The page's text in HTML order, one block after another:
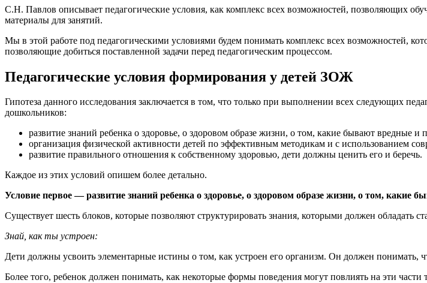
С.Н. Павлов описывает педагогические условия, как комплекс всех возможностей, позволяющих
материалы для занятий.
Мы в этой работе под педагогическими условиями будем понимать комплекс всех возможностей,
позволяющие добиться поставленной задачи перед педагогическим процессом.
Педагогические условия формирования у детей ЗОЖ
Гипотеза данного исследования заключается в том, что только при выполнении всех следующих
дошкольников:
развитие знаний ребенка о здоровье, о здоровом образе жизни, о том, какие бывают вредные и
организация физической активности детей по эффективным методикам и с использованием
развитие правильного отношения к собственному здоровью, дети должны ценить его и беречь.
Каждое из этих условий опишем более детально.
Условие первое — развитие знаний ребенка о здоровье, о здоровом образе жизни, о том, какие
Существует шесть блоков, которые позволяют структурировать знания, которыми должен обладать
Знай, как ты устроен:
Дети должны усвоить элементарные истины о том, как устроен его организм. Он должен понимать,
Более того, ребенок должен понимать, как некоторые формы поведения могут повлиять на эти части